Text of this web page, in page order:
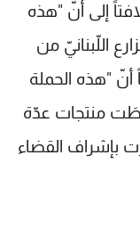
إلى أنّ "هذه
اللّبنانيّ من
"هذه الحملة
منتجات عدّة
بإشراف القضاء